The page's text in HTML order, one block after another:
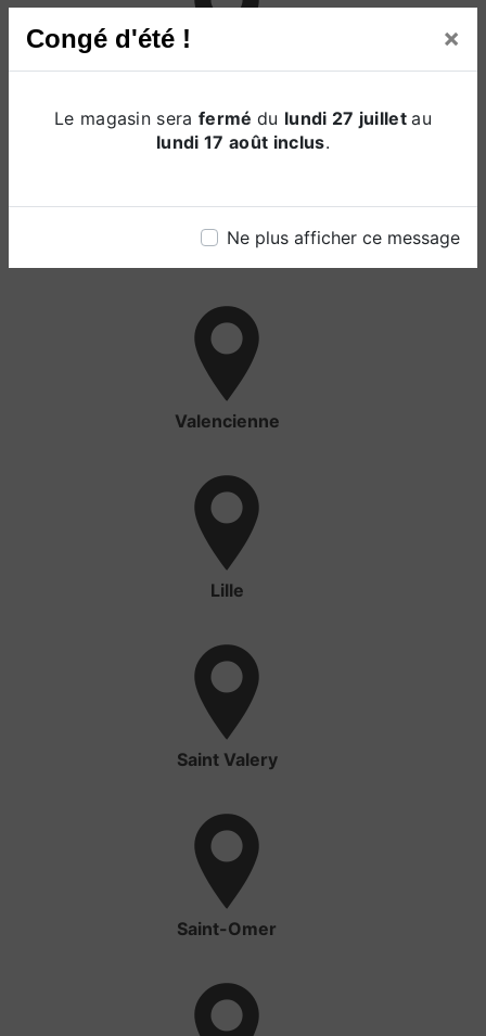
Congé d'été ! ×
Le magasin serafermé du lundi 27 juilletau
lundi 17 août inclus.
Ne plus afficher ce message
Cambrai
Valencienne
Lille
Saint Valery
Saint-Omer